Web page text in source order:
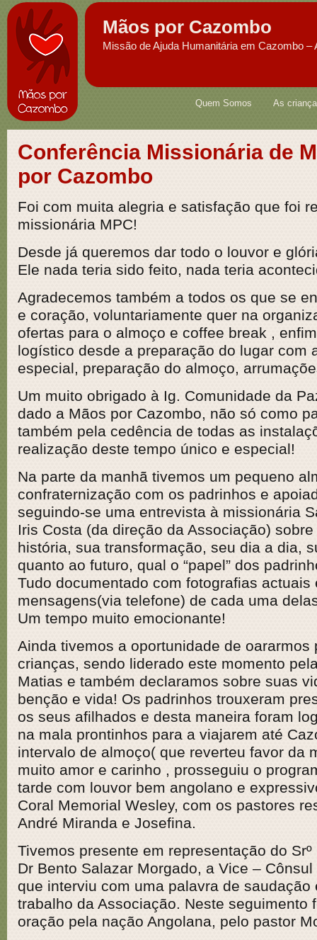
Mãos por Cazombo
Missão de Ajuda Humanitária em Cazombo –
Quem Somos As
Conferência Missionária de
por Cazombo
Foi com muita alegria e satisfação que foi
missionária MPC!
Desde já queremos dar todo o louvor e
Ele nada teria sido feito, nada teria
Agradecemos também a todos os que se
e coração, voluntariamente quer na
ofertas para o almoço e coffee break ,
logístico desde a preparação do lugar com
especial, preparação do almoço,
Um muito obrigado à Ig. Comunidade da
dado a Mãos por Cazombo, não só como
também pela cedência de todas as
realização deste tempo único e especial!
Na parte da manhã tivemos um pequeno
confraternização com os padrinhos e
seguindo-se uma entrevista à missionária
Iris Costa (da direção da Associação)
história, sua transformação, seu dia a dia,
quanto ao futuro, qual o “papel” dos
Tudo documentado com fotografias actuais
mensagens(via telefone) de cada uma
Um tempo muito emocionante!
Ainda tivemos a oportunidade de oararmos
crianças, sendo liderado este momento
Matias e também declaramos sobre suas
benção e vida! Os padrinhos trouxeram
os seus afilhados e desta maneira foram
na mala prontinhos para a viajarem até
intervalo de almoço( que reverteu favor da
muito amor e carinho , prosseguiu o
tarde com louvor bem angolano e
Coral Memorial Wesley, com os pastores
André Miranda e Josefina.
Tivemos presente em representação do
Dr Bento Salazar Morgado, a Vice – Cônsul
que interviu com uma palavra de saudação
trabalho da Associação. Neste seguimento
oração pela nação Angolana, pelo pastor